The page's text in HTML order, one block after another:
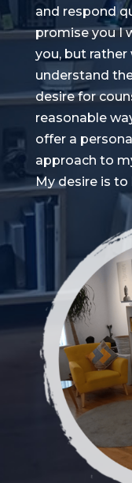
and respond
promise you I
you, but
understand
desire for
reasonable
offer a
approach to
My desire is